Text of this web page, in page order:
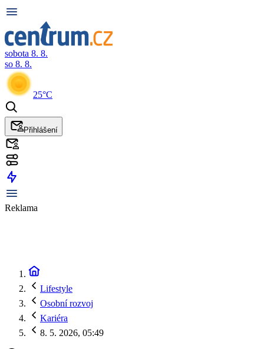
sobota 8. 8.
so 8. 8.
25°C
Přihlášení
Reklama
Lifestyle
Osobní rozvoj
Kariéra
8. 5. 2026, 05:49